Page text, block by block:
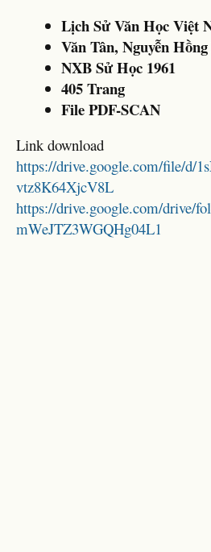
Lịch Sử Văn Học Việt
Văn Tân, Nguyễn
NXB Sử Học 1961
405 Trang
File PDF-SCAN
Link download
https://drive.google.com/file/d/
vtz8K64XjcV8L
https://drive.google.com/drive/
mWeJTZ3WGQHg04L1